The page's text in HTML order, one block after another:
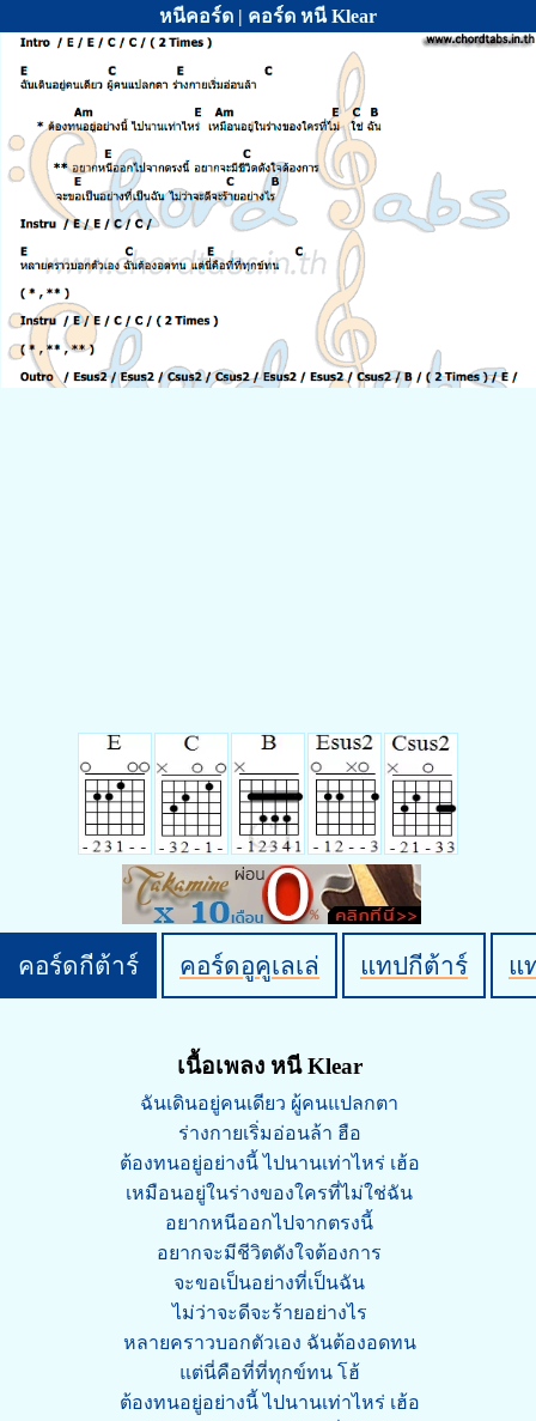
หนีคอร์ด | คอร์ด หนี Klear
คอร์ดกีต้าร์ คอร์ดอูคูเลเล่ แทปกีต้าร์ แ
เนื้อเพลง หนี Klear
ฉันเดินอยู่คนเดียว ผู้คนแปลกตา
ร่างกายเริ่มอ่อนล้า ฮือ
ต้องทนอยู่อย่างนี้ ไปนานเท่าไหร่ เฮ้อ
เหมือนอยู่ในร่างของใครที่ไม่ใช่ฉัน
อยากหนีออกไปจากตรงนี้
อยากจะมีชีวิตดังใจต้องการ
จะขอเป็นอย่างที่เป็นฉัน
ไม่ว่าจะดีจะร้ายอย่างไร
หลายคราวบอกตัวเอง ฉันต้องอดทน
แต่นี่คือที่ที่ทุกข์ทน โฮ้
ต้องทนอยู่อย่างนี้ ไปนานเท่าไหร่ เฮ้อ